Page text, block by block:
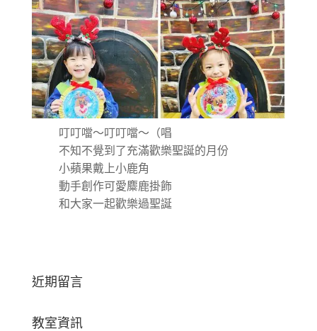
叮叮噹～叮叮噹～（唱
不知不覺到了充滿歡樂聖誕的月份
小蘋果戴上小鹿角
動手創作可愛麋鹿掛飾
和大家一起歡樂過聖誕
近期留言
教室資訊